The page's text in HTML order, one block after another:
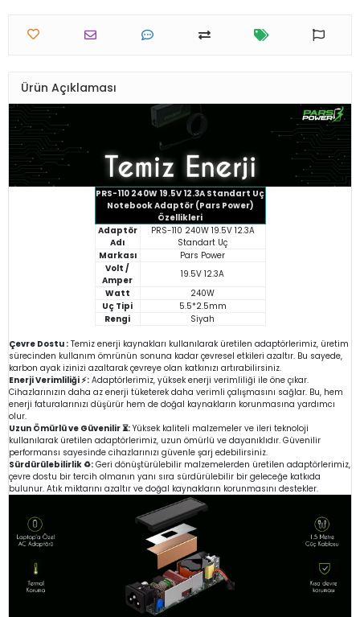
Ürün Açıklaması
PRS-110 240W 19.5V 12.3A Standart Uç
Notebook Adaptör (Pars Power)
Özellikleri
Adaptör
Adı
PRS-110 240W 19.5V 12.3A
Standart Uç
Markası
Pars Power
Volt /
Amper
19.5V 12.3A
Watt
240W
Uç Tipi
5.5*2.5mm
Rengi
Siyah
Çevre Dostu : Temiz enerji kaynakları kullanılarak üretilen adaptörlerimiz, üretim
sürecinden kullanım ömrünün sonuna kadar çevresel etkileri azaltır. Bu sayede,
karbon ayak izinizi azaltarak çevreye olan katkınızı artırabilirsiniz.
Enerji Verimliliği ⚡: Adaptörlerimiz, yüksek enerji verimliliği ile öne çıkar.
Cihazlarınızın daha az enerji tüketerek daha verimli çalışmasını sağlar. Bu, hem
enerji faturalarınızı düşürür hem de doğal kaynakların korunmasına yardımcı
olur.
Uzun Ömürlü ve Güvenilir ⏳: Yüksek kaliteli malzemeler ve ileri teknoloji
kullanılarak üretilen adaptörlerimiz, uzun ömürlü ve dayanıklıdır. Güvenilir
performansı sayesinde cihazlarınızı güvenle şarj edebilirsiniz.
Sürdürülebilirlik ♻️: Geri dönüştürülebilir malzemelerden üretilen adaptörlerimiz,
çevre dostu bir tercih olmanın yanı sıra sürdürülebilir bir geleceğe katkıda
bulunur. Atık miktarını azaltır ve doğal kaynakların korunmasını destekler.